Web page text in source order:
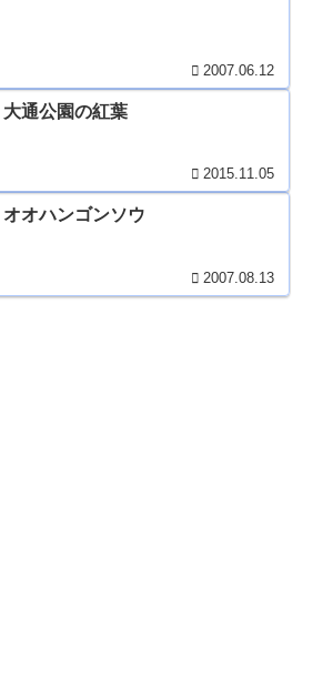
2007.06.12
大通公園の紅葉
2015.11.05
オオハンゴンソウ
2007.08.13